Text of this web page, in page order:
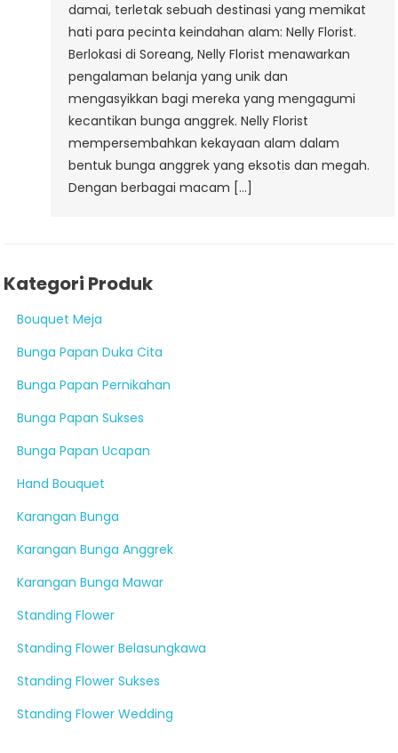
damai, terletak sebuah destinasi yang memikat
hati para pecinta keindahan alam: Nelly Florist.
Berlokasi di Soreang, Nelly Florist menawarkan
pengalaman belanja yang unik dan
mengasyikkan bagi mereka yang mengagumi
kecantikan bunga anggrek. Nelly Florist
mempersembahkan kekayaan alam dalam
bentuk bunga anggrek yang eksotis dan megah.
Dengan berbagai macam […]
Kategori Produk
Bouquet Meja
Bunga Papan Duka Cita
Bunga Papan Pernikahan
Bunga Papan Sukses
Bunga Papan Ucapan
Hand Bouquet
Karangan Bunga
Karangan Bunga Anggrek
Karangan Bunga Mawar
Standing Flower
Standing Flower Belasungkawa
Standing Flower Sukses
Standing Flower Wedding